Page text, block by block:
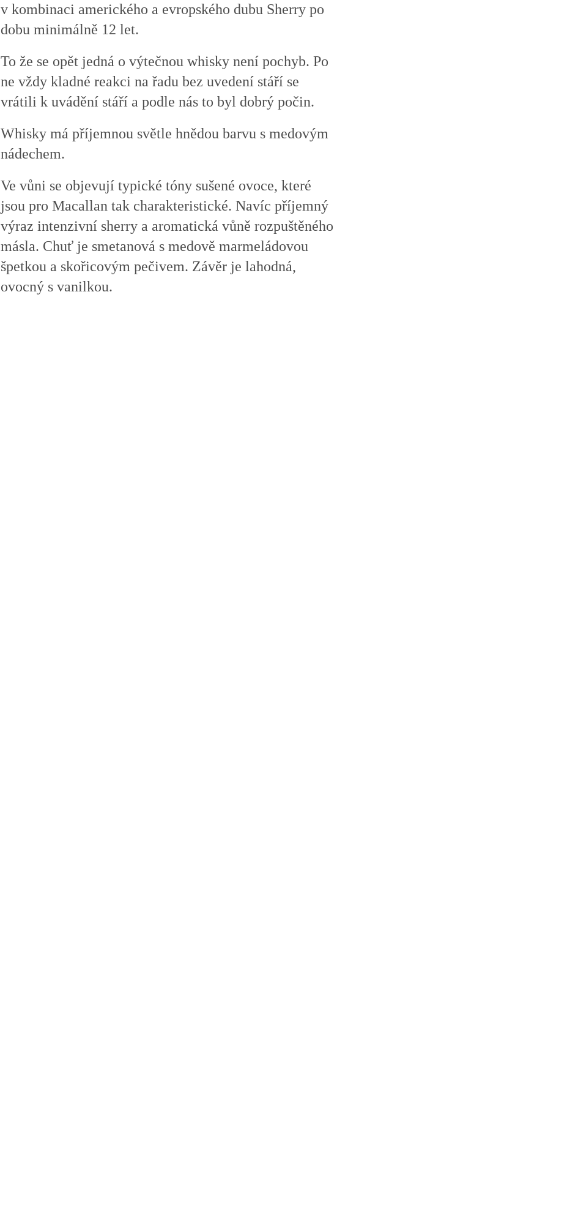
v kombinaci amerického a evropského dubu Sherry po
dobu minimálně 12 let.
To že se opět jedná o výtečnou whisky není pochyb. Po
ne vždy kladné reakci na řadu bez uvedení stáří se
vrátili k uvádění stáří a podle nás to byl dobrý počin.
Whisky má příjemnou světle hnědou barvu s medovým
nádechem.
Ve vůni se objevují typické tóny sušené ovoce, které
jsou pro Macallan tak charakteristické. Navíc příjemný
výraz intenzivní sherry a aromatická vůně rozpuštěného
másla. Chuť je smetanová s medově marmeládovou
špetkou a skořicovým pečivem. Závěr je lahodná,
ovocný s vanilkou.